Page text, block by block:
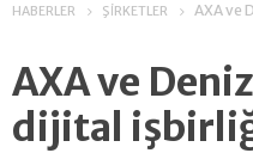
HABERLER ŞİRKETLER AXA ve
AXA ve
dijital